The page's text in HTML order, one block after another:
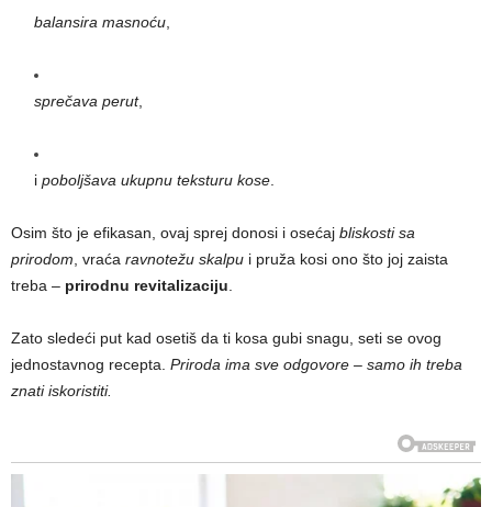
balansira masnoću,
sprečava perut,
i poboljšava ukupnu teksturu kose.
Osim što je efikasan, ovaj sprej donosi i osećaj bliskosti sa
prirodom, vraća ravnotežu skalpu i pruža kosi ono što joj zaista
treba – prirodnu revitalizaciju.
Zato sledeći put kad osetiš da ti kosa gubi snagu, seti se ovog
jednostavnog recepta. Priroda ima sve odgovore – samo ih treba
znati iskoristiti.